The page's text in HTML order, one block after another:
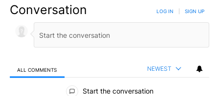
Conversation LOG IN SIGN UP
ALL COMMENTS NEWEST
All Comments
Start the conversation